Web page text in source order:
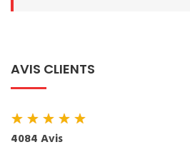
AVIS CLIENTS
★★★★★
4084 Avis